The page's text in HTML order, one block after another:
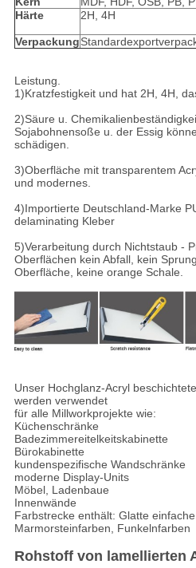
Härte
2H, 4H
Verpackung
Leistung.
1)Kratzfestigkeit und hat 2H, 4H,
2)Säure u.
Sojabohnensoße u. der Essig
schädigen.
3)Oberfläche mit transparentem
und modernes.
4)Importierte Deutschland-Marke
delaminating Kleber
5)Verarbeitung durch Nichtstaub -
Oberflächen kein Abfall, kein
Oberfläche, keine orange Schale.
Unser Hochglanz-Acryl
werden verwendet
für alle Millworkprojekte wie:
Küchenschränke
Badezimmereitelkeitskabinette
Bürokabinette
kundenspezifische Wandschränke
moderne Display-Units
Möbel, Ladenbaue
Innenwände
Farbstrecke enthält: Glatte
Marmorsteinfarben, Funkelnfarben
Rohstoff von lamellierten